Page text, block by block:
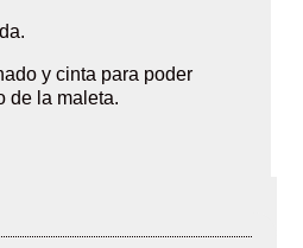
y cinta para poder
de la maleta.